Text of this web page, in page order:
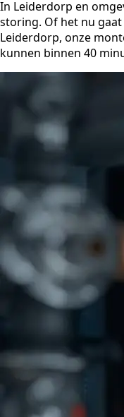
In Leiderdorp en
storing. Of het nu
Leiderdorp, onze
kunnen binnen 40